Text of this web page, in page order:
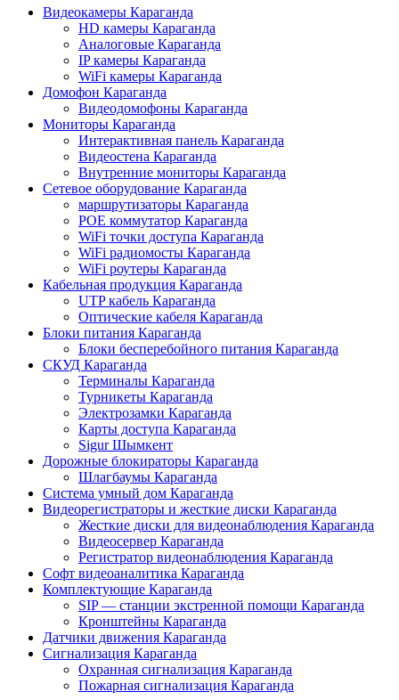
Видеокамеры Караганда
HD камеры Караганда
Аналоговые Караганда
IP камеры Караганда
WiFi камеры Караганда
Домофон Караганда
Видеодомофоны Караганда
Мониторы Караганда
Интерактивная панель Караганда
Видеостена Караганда
Внутренние мониторы Караганда
Сетевое оборудование Караганда
маршрутизаторы Караганда
POE коммутатор Караганда
WiFi точки доступа Караганда
WiFi радиомосты Караганда
WiFi роутеры Караганда
Кабельная продукция Караганда
UTP кабель Караганда
Оптические кабеля Караганда
Блоки питания Караганда
Блоки бесперебойного питания Караганда
СКУД Караганда
Терминалы Караганда
Турникеты Караганда
Электрозамки Караганда
Карты доступа Караганда
Sigur Шымкент
Дорожные блокираторы Караганда
Шлагбаумы Караганда
Система умный дом Караганда
Видеорегистраторы и жесткие диски Караганда
Жесткие диски для видеонаблюдения Караганда
Видеосервер Караганда
Регистратор видеонаблюдения Караганда
Софт видеоаналитика Караганда
Комплектующие Караганда
SIP — станции экстренной помощи Караганда
Кронштейны Караганда
Датчики движения Караганда
Сигнализация Караганда
Охранная сигнализация Караганда
Пожарная сигнализация Караганда